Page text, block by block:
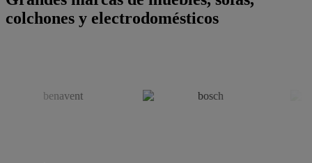
colchones y electrodomésticos